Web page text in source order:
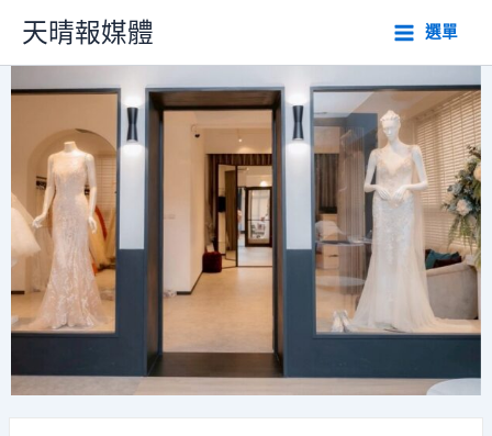
主
要
天晴報媒體 選單